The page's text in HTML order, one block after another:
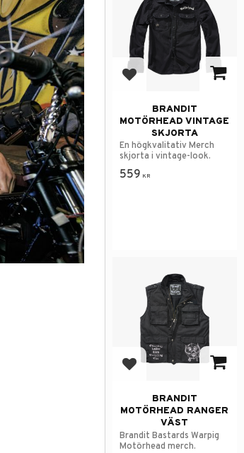
Add to favorites
BRANDIT
MOTÖRHEAD VINTAGE
SKJORTA
En högkvalitativ Merch
skjorta i vintage-look.
559 KR
Add to favorites
BRANDIT
MOTÖRHEAD RANGER
VÄST
Brandit Bastards Warpig
Motörhead merch.